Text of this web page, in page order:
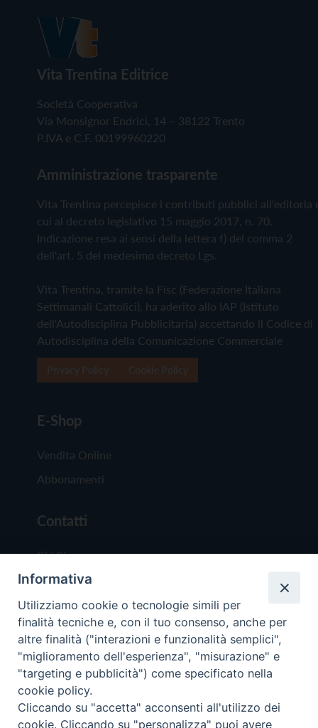
Vita Trentina Editrice
Società Cooperativa
Via Monsignor Endrici, 14 – 38122 Trento
P.IVA e C.F. 00199960220
Amministrazione trasparente
Vita Trentina percepisce i contributi pubblici all'editoria
cui al decreto legislativo 15 maggio 2017, n. 70.
Indicazione resa ai sensi della lettera f) del comma 2
dell'art. 5 del medesimo decreto Lgs.
Vita Trentina, tramite la Fisc (Federazione Italiana
Settimanali Cattolici), ha aderito allo IAP (Istituto
dell'Autodisciplina Pubblicitaria) accettando il Codice di
Autodisciplina della Comunicazione Commerciale
E-Shop
Vendita Online
Abbonamenti
Contatti
Chi Siamo
Redazione
Scrivici
Copyright © 2019 - Tutti i diritti riservati - Vita
Trentina Editrice
Informativa
Utilizziamo cookie o tecnologie simili per
finalità tecniche e, con il tuo consenso, anche per
altre finalità ("interazioni e funzionalità semplici",
"miglioramento dell'esperienza", "misurazione" e
"targeting e pubblicità") come specificato nella
cookie policy.
Cliccando su "accetta" acconsenti all'utilizzo dei
cookie. Cliccando su "personalizza" puoi avere